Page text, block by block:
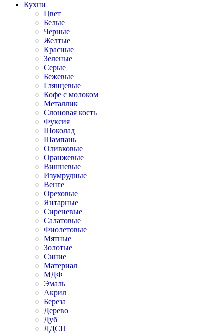
Кухни
Цвет
Белые
Черные
Желтые
Красные
Зеленые
Серые
Бежевые
Глянцевые
Кофе с молоком
Металлик
Слоновая кость
Фуксия
Шоколад
Шампань
Оливковые
Оранжевые
Вишневые
Изумрудные
Венге
Ореховые
Янтарные
Сиреневые
Салатовые
Фиолетовые
Мятные
Золотые
Синие
Материал
МДФ
Эмаль
Акрил
Береза
Дерево
Дуб
ЛДСП